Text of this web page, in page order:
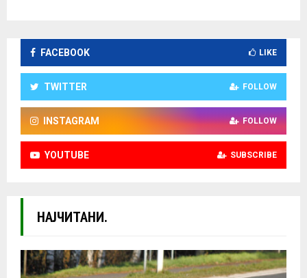
FACEBOOK LIKE
TWITTER FOLLOW
INSTAGRAM FOLLOW
YOUTUBE SUBSCRIBE
НАЈЧИТАНИ.